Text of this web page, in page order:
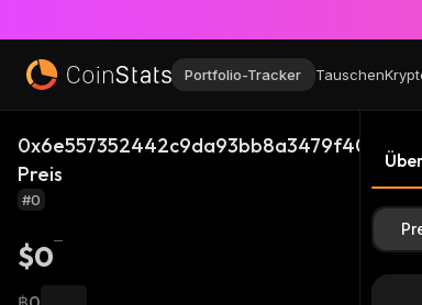
Portfolio-Tracker Tauschen
Preis
#0
$0